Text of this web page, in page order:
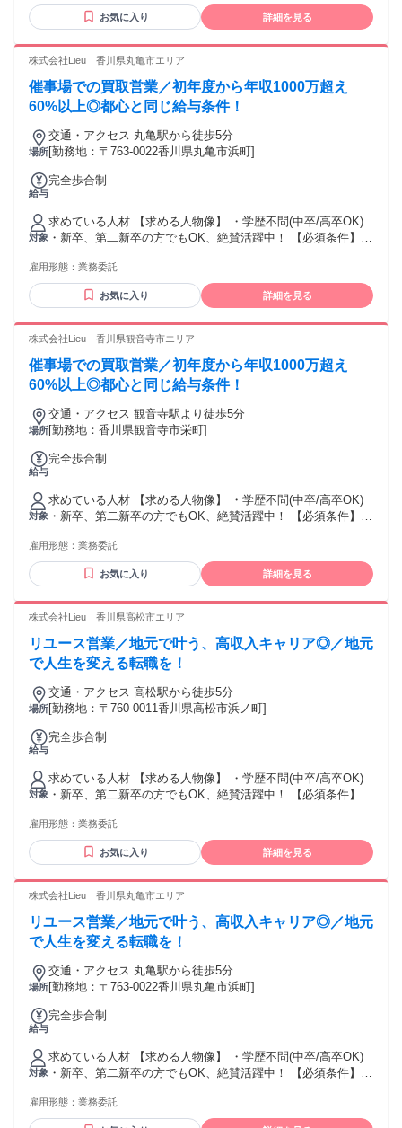
が強い方 ・コミュニケーションを取ることがお好きな方又
は、 得意とされる方 ・チャレンジ精神がある方 【活かして
営業、不動産営業問わず、 何かしらの営業経験をお持ちの方
パート・アルバイトの経験問わず活躍いただけます！" ★稼ぎ
たい！ ★トーク力を活かしたい！ ★正当に評価してもらって
のを買いたい！ といった向上心と ガッツがある方を待ってま
す！
お気に入り 詳細を見る
株式会社Lieu 香川県丸亀市エリア
催事場での買取営業／初年度から年収1000万超え
60%以上◎都心と同じ給与条件！
場所
交通・アクセス 丸亀駅から徒歩5分
[勤務地：〒763-0022香川県丸亀市浜町]
給与
完全歩合制
対象
求めている人材 【求める人物像】 ・学歴不問(中卒/高卒OK)
・新卒、第二新卒の方でもOK、絶賛活躍中！ 【必須条件】
検1級以上の方 ・ブランクOK ・仕事に熱心で、稼ぎたい思い
が強い方 ・コミュニケーションを取ることがお好きな方又
は、 得意とされる方 ・チャレンジ精神がある方 【活かして
営業、不動産営業問わず、 何かしらの営業経験をお持ちの方
パート・アルバイトの経験問わず活躍いただけます！" ★稼ぎ
たい！ ★トーク力を活かしたい！ ★正当に評価してもらって
のを買いたい！ といった向上心と ガッツがある方を待ってま
す！
雇用形態： 業務委託
お気に入り 詳細を見る
株式会社Lieu 香川県観音寺市エリア
催事場での買取営業／初年度から年収1000万超え
60%以上◎都心と同じ給与条件！
場所
交通・アクセス 観音寺駅より徒歩5分
[勤務地：香川県観音寺市栄町]
給与
完全歩合制
対象
求めている人材 【求める人物像】 ・学歴不問(中卒/高卒OK)
・新卒、第二新卒の方でもOK、絶賛活躍中！ 【必須条件】
検1級以上の方 ・ブランクOK ・仕事に熱心で、稼ぎたい思い
が強い方 ・コミュニケーションを取ることがお好きな方又
は、 得意とされる方 ・チャレンジ精神がある方 【活かして
営業、不動産営業問わず、 何かしらの営業経験をお持ちの方
パート・アルバイトの経験問わず活躍いただけます！" ★稼ぎ
たい！ ★トーク力を活かしたい！ ★正当に評価してもらって
のを買いたい！ といった向上心と ガッツがある方を待ってま
す！
雇用形態： 業務委託
お気に入り 詳細を見る
株式会社Lieu 香川県高松市エリア
リユース営業／地元で叶う、高収入キャリア◎／地元
で人生を変える転職を！
場所
交通・アクセス 高松駅から徒歩5分
[勤務地：〒760-0011香川県高松市浜ノ町]
給与
完全歩合制
対象
求めている人材 【求める人物像】 ・学歴不問(中卒/高卒OK)
・新卒、第二新卒の方でもOK、絶賛活躍中！ 【必須条件】
検1級以上の方 ・ブランクOK ・仕事に熱心で、稼ぎたい思い
が強い方 ・コミュニケーションを取ることがお好きな方又
は、 得意とされる方 ・チャレンジ精神がある方 【活かして
営業、不動産営業問わず、 何かしらの営業経験をお持ちの方
パート・アルバイトの経験問わず活躍いただけます！" ★稼ぎ
たい！ ★トーク力を活かしたい！ ★正当に評価してもらって
のを買いたい！ といった向上心と ガッツがある方を待ってま
す！
雇用形態： 業務委託
お気に入り 詳細を見る
株式会社Lieu 香川県丸亀市エリア
リユース営業／地元で叶う、高収入キャリア◎／地元
で人生を変える転職を！
場所
交通・アクセス 丸亀駅から徒歩5分
[勤務地：〒763-0022香川県丸亀市浜町]
給与
完全歩合制
対象
求めている人材 【求める人物像】 ・学歴不問(中卒/高卒OK)
・新卒、第二新卒の方でもOK、絶賛活躍中！ 【必須条件】
検1級以上の方 ・ブランクOK ・仕事に熱心で、稼ぎたい思い
が強い方 ・コミュニケーションを取ることがお好きな方又
雇用形態： 業務委託